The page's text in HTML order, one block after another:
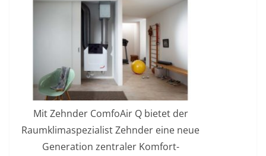
Mit Zehnder ComfoAir Q bietet der
Raumklimaspezialist Zehnder eine neue
Generation zentraler Komfort-